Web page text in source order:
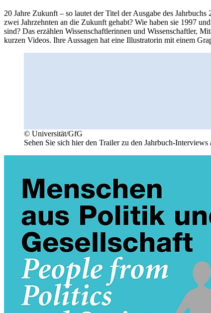
20 Jahre Zukunft – so lautet der Titel der Ausgabe des
zwei Jahrzehnten an die Zukunft gehabt? Wie haben sie 1997
sind? Das erzählen Wissenschaftlerinnen und Wissenschaftler,
kurzen Videos. Ihre Aussagen hat eine Illustratorin mit einem
© Universität/GfG
Sehen Sie sich hier den Trailer zu den Jahrbuch-Interviews